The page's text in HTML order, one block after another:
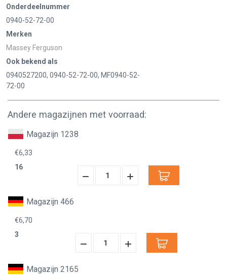
Onderdeelnummer
0940-52-72-00
Merken
Massey Ferguson
Ook bekend als
0940527200, 0940-52-72-00, MF0940-52-
72-00
Andere magazijnen met voorraad:
Magazijn 1238
€6,33
16
Hoeveelheid
Hoeveelheid
Magazijn 466
€6,70
3
Hoeveelheid
Hoeveelheid
Magazijn 2165